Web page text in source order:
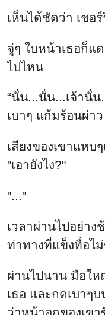
เห็นได้ชัดว่า เชอ
จู่ๆ ใบหน้าเธอก็แ
ไปไหน
“นั่น...นั่น...เจ้านั่น
เบาๆ แก้มร้อนผ่า
เสียงของเขาแหบ
"เอายังไง?"
"..."
เวลาผ่านไปอย่าง
ท่าทางที่แข็งทื่อไ
ผ่านไปนาน มือให
เธอ และกดเบาๆ
ว่าหน้าอกของเข